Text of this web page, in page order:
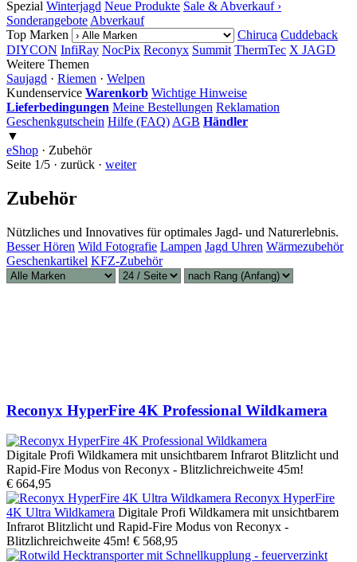
Spezial Winterjagd Neue Produkte Sale & Abverkauf ›
Sonderangebote Abverkauf
Top Marken
Chiruca Cuddeback
DIYCON InfiRay NocPix Reconyx Summit ThermTec X JAGD
Weitere Themen
Saujagd · Riemen · Welpen
Kundenservice Warenkorb Wichtige Hinweise
Lieferbedingungen Meine Bestellungen Reklamation
Geschenkgutschein Hilfe (FAQ) AGB Händler
▼
eShop · Zubehör
Seite 1/5 · zurück · weiter
Zubehör
Nützliches und Innovatives für optimales Jagd- und Naturerlebnis.
Besser Hören Wild Fotografie Lampen Jagd Uhren Wärmezubehör
Geschenkartikel KFZ-Zubehör
Reconyx HyperFire 4K Professional Wildkamera
Digitale Profi Wildkamera mit unsichtbarem Infrarot Blitzlicht und
Rapid-Fire Modus von Reconyx - Blitzlichreichweite 45m!
€ 664,95
Reconyx HyperFire
4K Ultra Wildkamera Digitale Profi Wildkamera mit unsichtbarem
Infrarot Blitzlicht und Rapid-Fire Modus von Reconyx -
Blitzlichreichweite 45m! € 568,95